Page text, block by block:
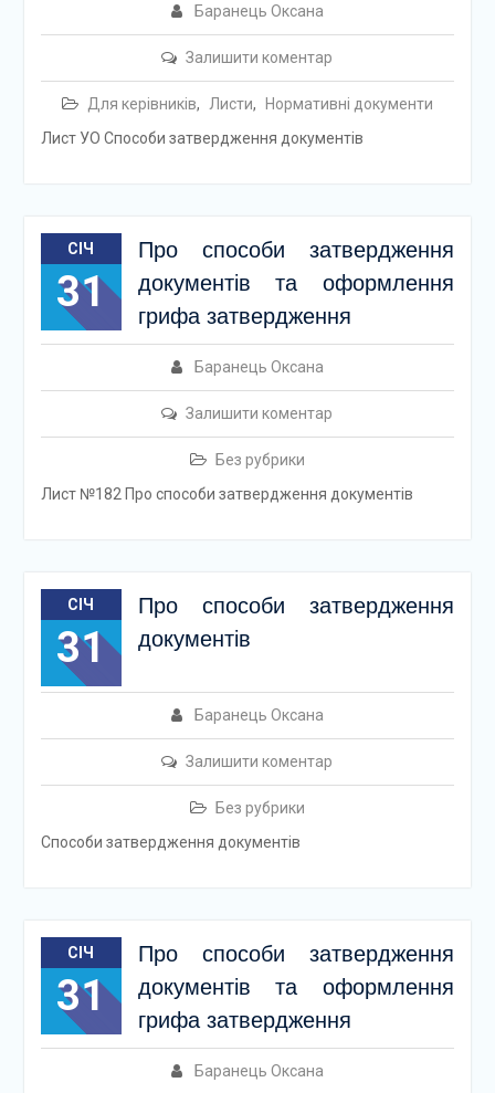
Баранець Оксана
Залишити коментар
Для керівників, Листи,
Нормативні документи
Лист УО Способи затвердження документів
СІЧ
31
Про способи затвердження
документів та оформлення
грифа затвердження
Баранець Оксана
Залишити коментар
Без рубрики
Лист №182 Про способи затвердження документів
СІЧ
31
Про способи затвердження
документів
Баранець Оксана
Залишити коментар
Без рубрики
Способи затвердження документів
СІЧ
31
Про способи затвердження
документів та оформлення
грифа затвердження
Баранець Оксана